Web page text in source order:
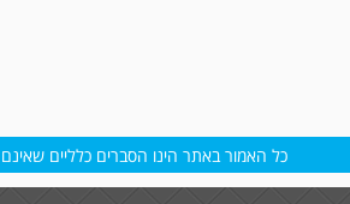
כל האמור באתר הינו הסברים כלליים